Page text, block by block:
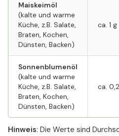
Maiskeimöl
(kalte und warme
Küche, z.B. Salate,
Braten, Kochen,
Dünsten, Backen)
ca. 1 g
Sonnenblumenöl
(kalte und warme
Küche, z.B. Salate,
Braten, Kochen,
Dünsten, Backen)
ca.
Hinweis: Die Werte sind